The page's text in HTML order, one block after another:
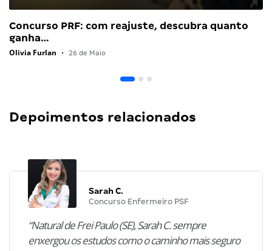
Concurso PRF: com reajuste, descubra quanto
ganha…
Olivia Furlan • 26 de Maio
Depoimentos relacionados
Sarah C.
Concurso Enfermeiro PSF
“Natural de Frei Paulo (SE), Sarah C. sempre
enxergou os estudos como o caminho mais seguro